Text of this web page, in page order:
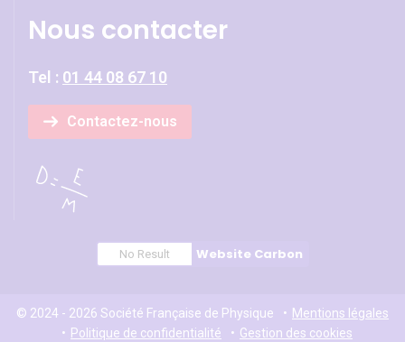
Nous contacter
Tel : 01 44 08 67 10
Contactez-nous
No Result Website Carbon
© 2024 - 2026 Société Française de Physique
Mentions légales
Politique de confidentialité
Gestion des cookies